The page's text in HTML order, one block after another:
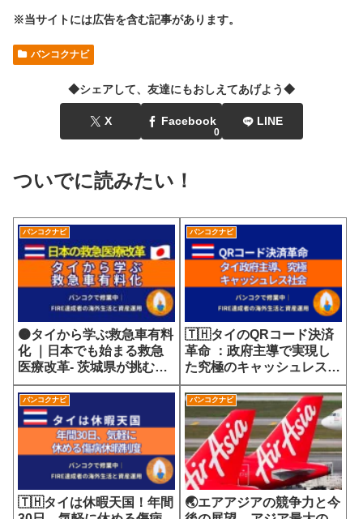
※当サイトには広告を含む記事があります。
バンコクナビ
◆シェアして、友達にもおしえてあげよう◆
X Facebook
0
LINE
ついでに読みたい！
バンコクナビ
🟠タイから学ぶ救急車有料
化 ｜日本でも始まる救急
医療改革- 茨城県が挑む
7700円の選定療養費が示
す医療サービスの未来
バンコクナビ
🇹🇭タイのQRコード決済
革命 ：政府主導で実現し
た究極のキャッシュレス社
会
バンコクナビ
🇹🇭タイは休暇天国！年間
バンコクナビ
🌏エアアジアの競争力と今